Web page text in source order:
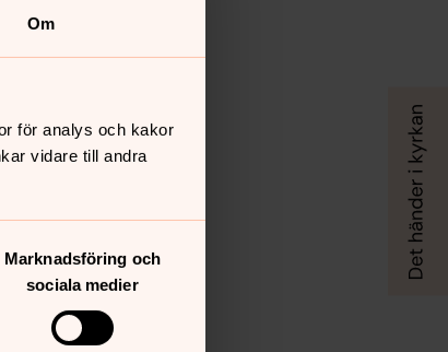
Om
för analys och kakor
vidare till andra
Marknadsföring och
sociala medier